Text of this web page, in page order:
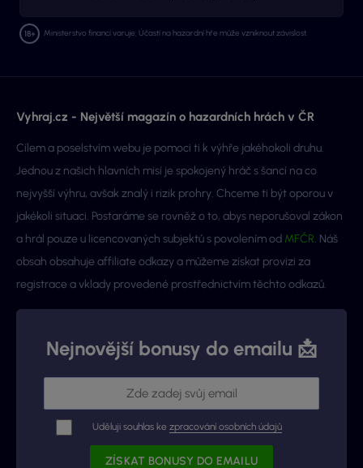
Ministerstvo financí varuje: Účastí na hazardní hře může vzniknout závislost.
Vyhraj.cz - Největší magazín o hazardních hrách v ČR
Cílem a poselstvím webu je pomoci ti k výhře jakéhokoli druhu.
Jednou z našich hlavních misí je spokojený hráč s šancí na co
nejvyšší výhru, avšak znalý i rizik prohry. Chceme ti být oporou v
jakékoli situaci. Postaráme se rovněž o to, abys neporušoval zákon
a hrál pouze u licencovaných subjektů s povolením od MFČR. Náš
obsah obsahuje affiliate odkazy a můžeme získat provizi za
registrace a vklady provedené prostřednictvím těchto odkazů.
Nejnovější bonusy do emailu 📩
Uděluji souhlas ke zpracování osobních údajů